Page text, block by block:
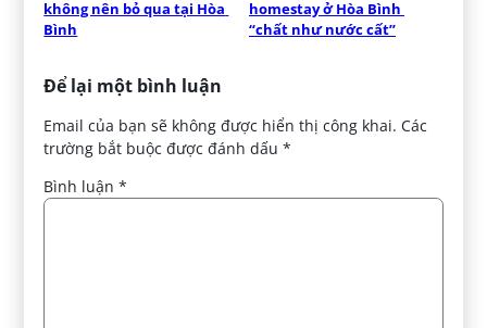
không nên bỏ qua tại Hòa
Bình
homestay ở Hòa Bình
“chất như nước cất”
Để lại một bình luận
Email của bạn sẽ không được hiển thị công khai. Các
trường bắt buộc được đánh dấu*
Bình luận*